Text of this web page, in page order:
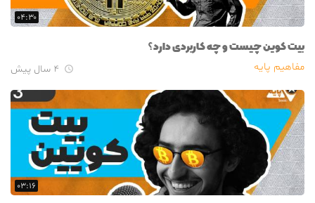
۰۴:۳۰
بیت کوین چیست و چه کاربردی دارد؟
مفاهیم پایه ۴ سال پیش 
۰۳:۱۶